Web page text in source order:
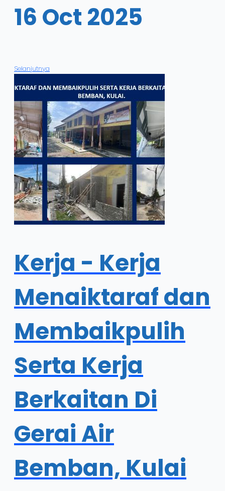
16 Oct 2025
Selanjutnya
Kerja - Kerja
Menaiktaraf dan
Membaikpulih
Serta Kerja
Berkaitan Di
Gerai Air
Bemban, Kulai